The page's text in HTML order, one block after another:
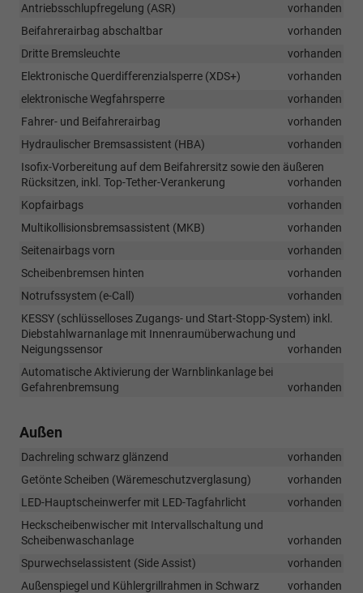
Antriebsschlupfregelung (ASR)
vorhanden
Beifahrerairbag abschaltbar
vorhanden
Dritte Bremsleuchte
vorhanden
Elektronische Querdifferenzialsperre (XDS+)
vorhanden
elektronische Wegfahrsperre
vorhanden
Fahrer- und Beifahrerairbag
vorhanden
Hydraulischer Bremsassistent (HBA)
vorhanden
Isofix-Vorbereitung auf dem Beifahrersitz sowie den äußeren
Rücksitzen, inkl. Top-Tether-Verankerung
vorhanden
Kopfairbags
vorhanden
Multikollisionsbremsassistent (MKB)
vorhanden
Seitenairbags vorn
vorhanden
Scheibenbremsen hinten
vorhanden
Notrufssystem (e-Call)
vorhanden
KESSY (schlüsselloses Zugangs- und Start-Stopp-System) inkl.
Diebstahlwarnanlage mit Innenraumüberwachung und
Neigungssensor
vorhanden
Automatische Aktivierung der Warnblinkanlage bei
Gefahrenbremsung
vorhanden
Außen
Dachreling schwarz glänzend
vorhanden
Getönte Scheiben (Wäremeschutzverglasung)
vorhanden
LED-Hauptscheinwerfer mit LED-Tagfahrlicht
vorhanden
Heckscheibenwischer mit Intervallschaltung und
Scheibenwaschanlage
vorhanden
Spurwechselassistent (Side Assist)
vorhanden
Außenspiegel und Kühlergrillrahmen in Schwarz
vorhanden